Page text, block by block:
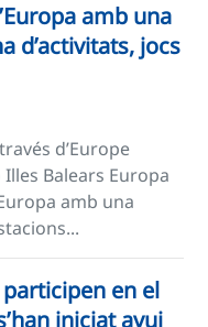
amb una
d’activitats, jocs
d’Europe
Balears Europa
amb una
en el
iniciat avui